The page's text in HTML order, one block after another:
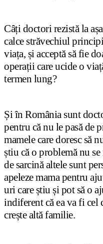
Câți doctori rezistă la
calce străvechiul
viața, și acceptă să fie
operații care ucide o
termen lung?
Și în România sunt
pentru că nu le pasă de
mamele care doresc să
știu că o problemă nu
de sarcină altele sunt
apeleze mama pentru
uri care știu și pot să o
indiferent că ea va fi cel
crește altă familie.